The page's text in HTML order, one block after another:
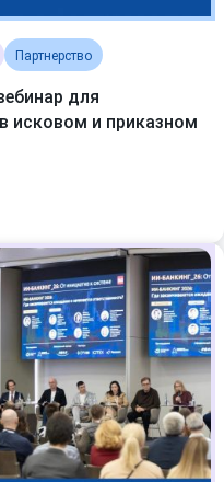
Партнерство
для
исковом и приказном